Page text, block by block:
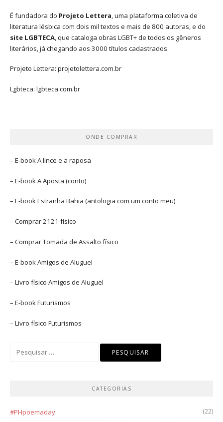
É fundadora do Projeto Lettera , uma plataforma coletiva de
literatura lésbica com dois mil textos e mais de 800 autoras, e do
site LGBTECA , que cataloga obras LGBT+ de todos os gêneros
literários, já chegando aos 3000 títulos cadastrados.
Projeto Lettera: projetolettera.com.br
Lgbteca: lgbteca.com.br
ONDE COMPRAR
– E-bookA lince e a raposa
– E-bookA Aposta (conto)
– E-bookEstranha Bahia (antologia com um conto meu)
– Comprar2121 físico
– ComprarTomada de Assalto físico
– E-bookAmigos de Aluguel
– Livro físico Amigos de Aluguel
– E-bookFuturismos
– Livro físico Futurismos
CATEGORIAS
#PHpoemaday (22)